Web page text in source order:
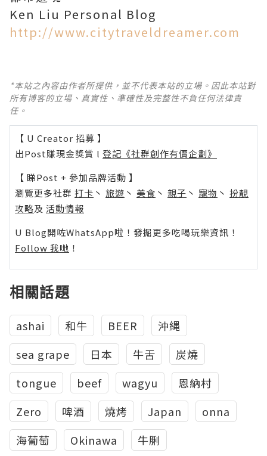
Ken Liu Personal Blog
http://www.citytraveldreamer.com
*本站之內容由作者所提供，並不代表本站的立場。因此本站對
所有博客的立場、真實性、準確性及完整性不負任何法律責
任。
【 U Creator 招募 】
出Post賺現金獎賞 l 登記《社群創作有價企劃》
【 睇Post + 參加品牌活動 】
瀏覽更多社群 打卡 丶 旅遊 丶 美食 丶 親子 丶 寵物 丶 扮靚
攻略及 活動情報
U Blog開咗WhatsApp啦！發掘更多吃喝玩樂資訊！
Follow 我哋 ！
相關話題
ashai 和牛 BEER
沖縄
sea grape
日本 牛舌
炭燒
tongue
beef wagyu
恩納村
Zero
啤酒 燒烤 Japan
onna
海葡萄
Okinawa 牛脷